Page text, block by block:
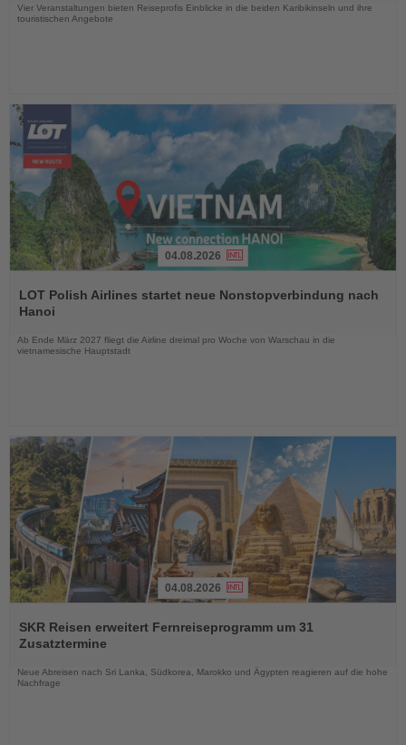
Vier Veranstaltungen bieten Reiseprofis Einblicke in die beiden Karibikinseln und ihre
touristischen Angebote
Sie
die
04.08.2026
LOT Polish Airlines startet neue Nonstopverbindung nach
Hanoi
Ab Ende März 2027 fliegt die Airline dreimal pro Woche von Warschau in die
vietnamesische Hauptstadt
Sie
die
04.08.2026
SKR Reisen erweitert Fernreiseprogramm um 31
Zusatztermine
Neue Abreisen nach Sri Lanka, Südkorea, Marokko und Ägypten reagieren auf die hohe
Nachfrage